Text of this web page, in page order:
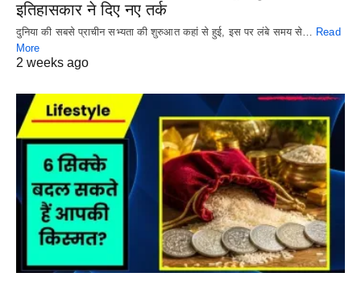
इतिहासकार ने दिए नए तर्क
दुनिया की सबसे प्राचीन सभ्यता की शुरुआत कहां से हुई, इस पर लंबे समय से… Read
More
2 weeks ago